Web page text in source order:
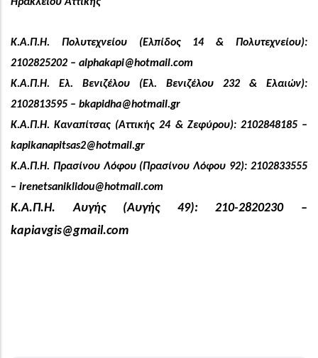
Κ.Α.Π.Η. Πολυτεχνείου (Ελπίδος 14 & Πολυτεχνείου):
2102825202 – alphakapi@hotmail.com
Κ.Α.Π.Η. Ελ. Βενιζέλου (Ελ. Βενιζέλου 232 & Ελαιών):
2102813595 – bkapidha@hotmail.gr
Κ.Α.Π.Η. Καναπίτσας (Αττικής 24 & Ζεφύρου): 2102848185 –
kapikanapitsas2@hotmail.gr
Κ.Α.Π.Η. Πρασίνου Λόφου (Πρασίνου Λόφου 92): 2102833555
– irenetsaniklidou@hotmail.com
Κ.Α.Π.Η. Αυγής (Αυγής 49): 210-2820230 –
kapiavgis@gmail.com